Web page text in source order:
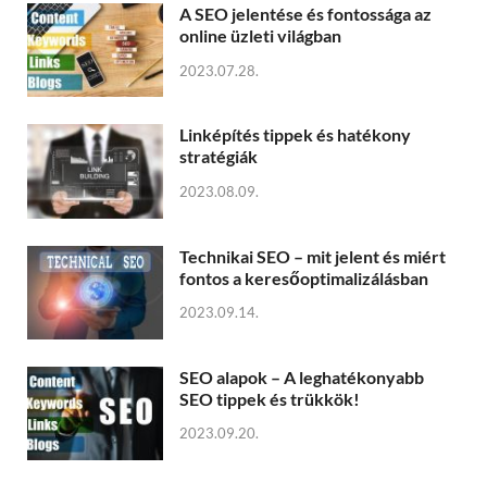
A SEO jelentése és fontossága az
online üzleti világban
2023.07.28.
Linképítés tippek és hatékony
stratégiák
2023.08.09.
Technikai SEO – mit jelent és miért
fontos a keresőoptimalizálásban
2023.09.14.
SEO alapok – A leghatékonyabb
SEO tippek és trükkök!
2023.09.20.